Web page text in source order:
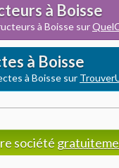
à Boisse
à Boisse sur
à Boisse
à Boisse sur
société